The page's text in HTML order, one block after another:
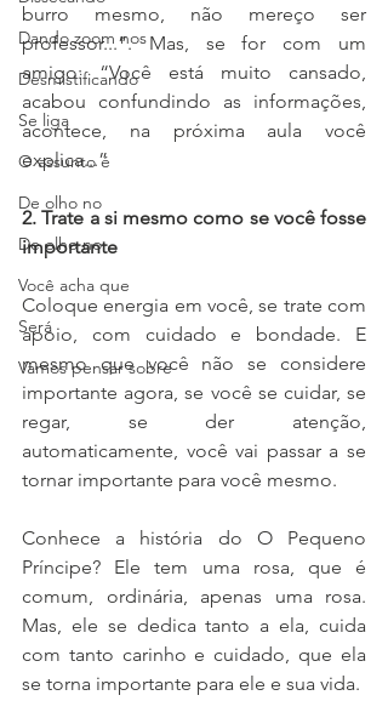
Dando zoom nos
Desmistificando
Se liga
O assunto é
De olho no
De olho no
Você acha que
Será
Vamos pensar sobre
burro mesmo, não mereço ser
professor...”. Mas, se for com um
amigo: “Você está muito cansado,
acabou confundindo as informações,
acontece, na próxima aula você
explica...”
2. Trate a si mesmo como se você fosse
importante
Coloque energia em você, se trate com
apoio, com cuidado e bondade. E
mesmo que você não se considere
importante agora, se você se cuidar, se
regar, se der atenção,
automaticamente, você vai passar a se
tornar importante para você mesmo.
Conhece a história do O Pequeno
Príncipe? Ele tem uma rosa, que é
comum, ordinária, apenas uma rosa.
Mas, ele se dedica tanto a ela, cuida
com tanto carinho e cuidado, que ela
se torna importante para ele e sua vida.